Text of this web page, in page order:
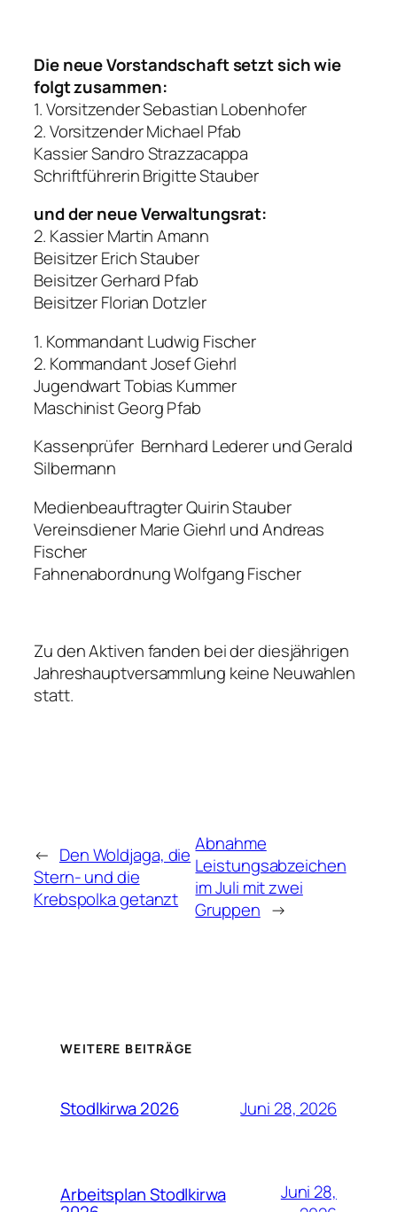
Die neue Vorstandschaft setzt sich wie
folgt zusammen:
1. Vorsitzender Sebastian Lobenhofer
2. Vorsitzender Michael Pfab
Kassier Sandro Strazzacappa
Schriftführerin Brigitte Stauber
und der neue Verwaltungsrat:
2. Kassier Martin Amann
Beisitzer Erich Stauber
Beisitzer Gerhard Pfab
Beisitzer Florian Dotzler
1. Kommandant Ludwig Fischer
2. Kommandant Josef Giehrl
Jugendwart Tobias Kummer
Maschinist Georg Pfab
Kassenprüfer Bernhard Lederer und Gerald
Silbermann
Medienbeauftragter Quirin Stauber
Vereinsdiener Marie Giehrl und Andreas
Fischer
Fahnenabordnung Wolfgang Fischer
Zu den Aktiven fanden bei der diesjährigen
Jahreshauptversammlung keine Neuwahlen
statt.
← Den Woldjaga, die
Stern- und die
Krebspolka getanzt
Abnahme
Leistungsabzeichen
im Juli mit zwei
Gruppen →
WEITERE BEITRÄGE
Stodlkirwa 2026 Juni 28, 2026
Arbeitsplan Stodlkirwa
Juni 28,